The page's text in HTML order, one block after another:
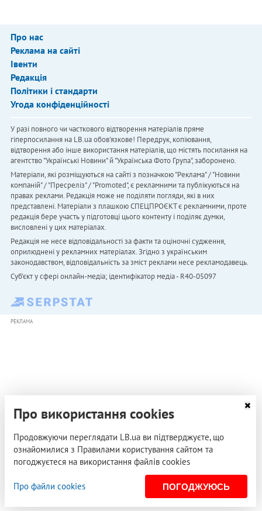
Про нас
Реклама на сайті
Івенти
Редакція
Політики і стандарти
Угода конфіденційності
У разі повного чи часткового відтворення матеріалів пряме
гіперпосилання на LB.ua обов'язкове! Передрук, копіювання,
відтворення або інше використання матеріалів, що містять посилання на
агентство "Українськi Новини" й "Українська Фото Група", заборонено.
Матеріали, які розміщуються на сайті з позначкою "Реклама" / "Новини
компаній" / "Пресреліз" / "Promoted", є рекламними та публікуються на
правах реклами. Редакція може не поділяти погляди, які в них
представлені. Матеріали з плашкою СПЕЦПРОЄКТ є рекламними, проте
редакція бере участь у підготовці цього контенту і поділяє думки,
висловлені у цих матеріалах.
Редакція не несе відповідальності за факти та оціночні судження,
оприлюднені у рекламних матеріалах. Згідно з українським
законодавством, відповідальність за зміст реклами несе рекламодавець.
Cуб'єкт у сфері онлайн-медіа; ідентифікатор медіа - R40-05097
РЕКЛАМА
Про використання cookies
Продовжуючи переглядати LB.ua ви підтверджуєте, що
ознайомилися з Правилами користування сайтом та
погоджуєтеся на використання файлів cookies
Про файли cookies ПОГОДЖУЮСЬ